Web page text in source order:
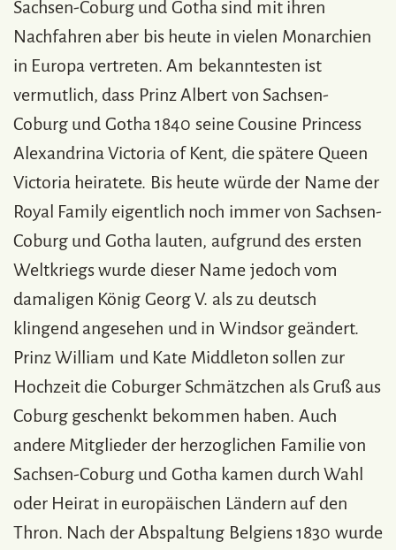
Sachsen-Coburg und Gotha sind mit ihren
Nachfahren aber bis heute in vielen Monarchien
in Europa vertreten. Am bekanntesten ist
vermutlich, dass Prinz Albert von Sachsen-
Coburg und Gotha 1840 seine Cousine Princess
Alexandrina Victoria of Kent, die spätere Queen
Victoria heiratete. Bis heute würde der Name der
Royal Family eigentlich noch immer von Sachsen-
Coburg und Gotha lauten, aufgrund des ersten
Weltkriegs wurde dieser Name jedoch vom
damaligen König Georg V. als zu deutsch
klingend angesehen und in Windsor geändert.
Prinz William und Kate Middleton sollen zur
Hochzeit die Coburger Schmätzchen als Gruß aus
Coburg geschenkt bekommen haben. Auch
andere Mitglieder der herzoglichen Familie von
Sachsen-Coburg und Gotha kamen durch Wahl
oder Heirat in europäischen Ländern auf den
Thron. Nach der Abspaltung Belgiens 1830 wurde